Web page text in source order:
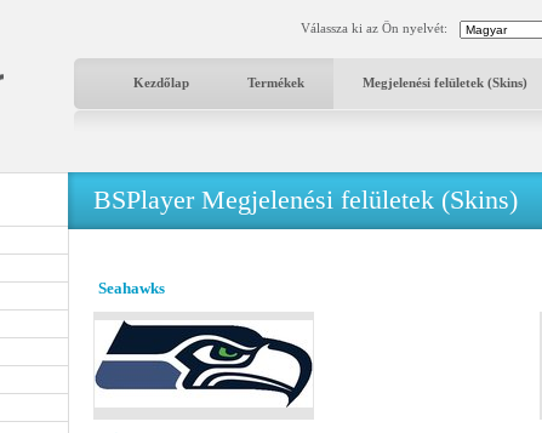
Válassza ki az Ön nyelvét:
Kezdőlap Termékek Megjelenési felületek (Skins)
BSPlayer Megjelenési felületek (Skins)
Seahawks